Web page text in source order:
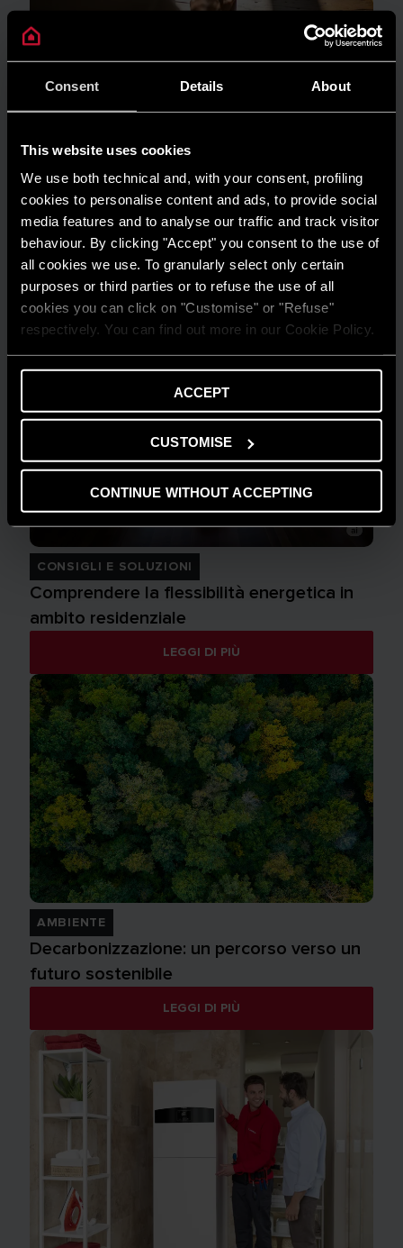
Consent Details About
This website uses cookies
We use both technical and, with your consent, profiling
cookies to personalise content and ads, to provide social
media features and to analyse our traffic and track visitor
behaviour. By clicking "Accept" you consent to the use of
all cookies we use. To granularly select only certain
purposes or third parties or to refuse the use of all
cookies you can click on "Customise" or "Refuse"
respectively. You can find out more in our Cookie Policy.
ACCEPT
CUSTOMISE
CONTINUE WITHOUT ACCEPTING
Quanto consuma un condizionatore?
LEGGI DI PIÙ
CONSIGLI E SOLUZIONI
Comprendere la flessibilità energetica in
ambito residenziale
LEGGI DI PIÙ
AMBIENTE
Decarbonizzazione: un percorso verso un
futuro sostenibile
LEGGI DI PIÙ